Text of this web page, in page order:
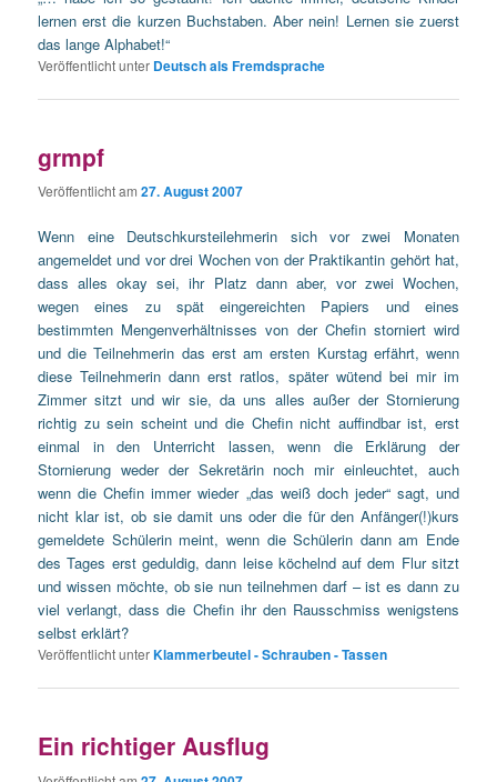
lernen erst die kurzen Buchstaben. Aber nein! Lernen sie zuerst
das lange Alphabet!“
Veröffentlicht unter Deutsch als Fremdsprache
grmpf
Veröffentlicht am27. August 2007
Wenn eine Deutschkursteilehmerin sich vor zwei Monaten
angemeldet und vor drei Wochen von der Praktikantin gehört hat,
dass alles okay sei, ihr Platz dann aber, vor zwei Wochen,
wegen eines zu spät eingereichten Papiers und eines
bestimmten Mengenverhältnisses von der Chefin storniert wird
und die Teilnehmerin das erst am ersten Kurstag erfährt, wenn
diese Teilnehmerin dann erst ratlos, später wütend bei mir im
Zimmer sitzt und wir sie, da uns alles außer der Stornierung
richtig zu sein scheint und die Chefin nicht auffindbar ist, erst
einmal in den Unterricht lassen, wenn die Erklärung der
Stornierung weder der Sekretärin noch mir einleuchtet, auch
wenn die Chefin immer wieder „das weiß doch jeder“ sagt, und
nicht klar ist, ob sie damit uns oder die für den Anfänger(!)kurs
gemeldete Schülerin meint, wenn die Schülerin dann am Ende
des Tages erst geduldig, dann leise köchelnd auf dem Flur sitzt
und wissen möchte, ob sie nun teilnehmen darf – ist es dann zu
viel verlangt, dass die Chefin ihr den Rausschmiss wenigstens
selbst erklärt?
Veröffentlicht unterKlammerbeutel - Schrauben - Tassen
Ein richtiger Ausflug